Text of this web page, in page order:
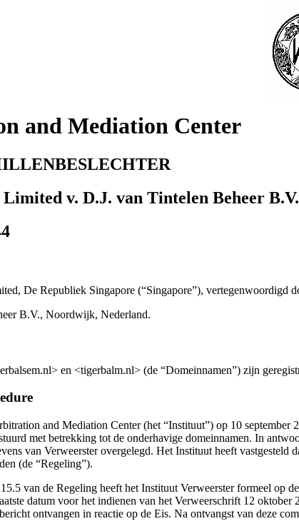
and Mediation Center
v. D.J. van Tintelen Beheer B.V.
De Republiek Singapore (“Singapore”), vertegenwoordigd
B.V., Noordwijk, Nederland.
en <tigerbalm.nl> (de “Domeinnamen”) zijn
and Mediation Center (het “Instituut”) op 10
met betrekking tot de onderhavige domeinnamen. In
van Verweerster overgelegd. Het Instituut heeft
(de “Regeling”).
van de Regeling heeft het Instituut Verweerster formeel op
datum voor het indienen van het Verweerschrift 12
ontvangen in reactie op de Eis. Na ontvangst van deze